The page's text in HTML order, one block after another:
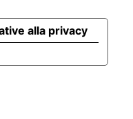
alla privacy